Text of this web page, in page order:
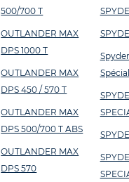
500/700 T
OUTLANDER MAX
DPS 1000 T
OUTLANDER MAX
DPS 450 / 570 T
OUTLANDER MAX
DPS 500/700 T ABS
OUTLANDER MAX
DPS 570